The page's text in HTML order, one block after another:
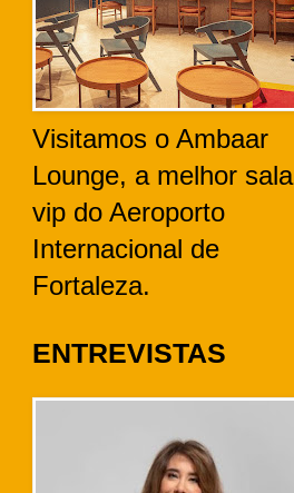
Visitamos o Ambaar
Lounge, a melhor sala
vip do Aeroporto
Internacional de
Fortaleza.
ENTREVISTAS